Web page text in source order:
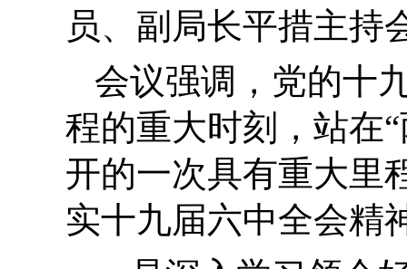
员、副局长平措主持
会议强调， 党的十
程的重大时刻，站在
开的一次具有重大里
实十九届六中全会精